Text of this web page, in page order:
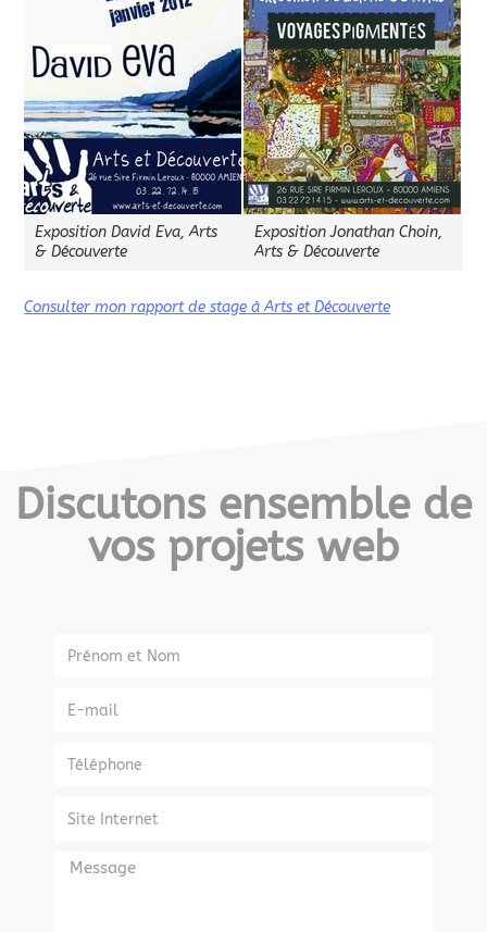
Exposition David Eva, Arts
& Découverte
Exposition Jonathan Choin,
Arts & Découverte
Consulter mon rapport de stage à Arts et Découverte
Discutons ensemble de
vos projets web